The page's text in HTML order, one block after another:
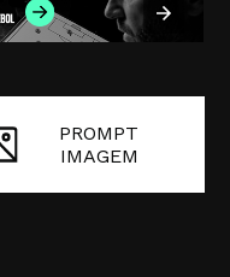
PROMPT
IMAGEM